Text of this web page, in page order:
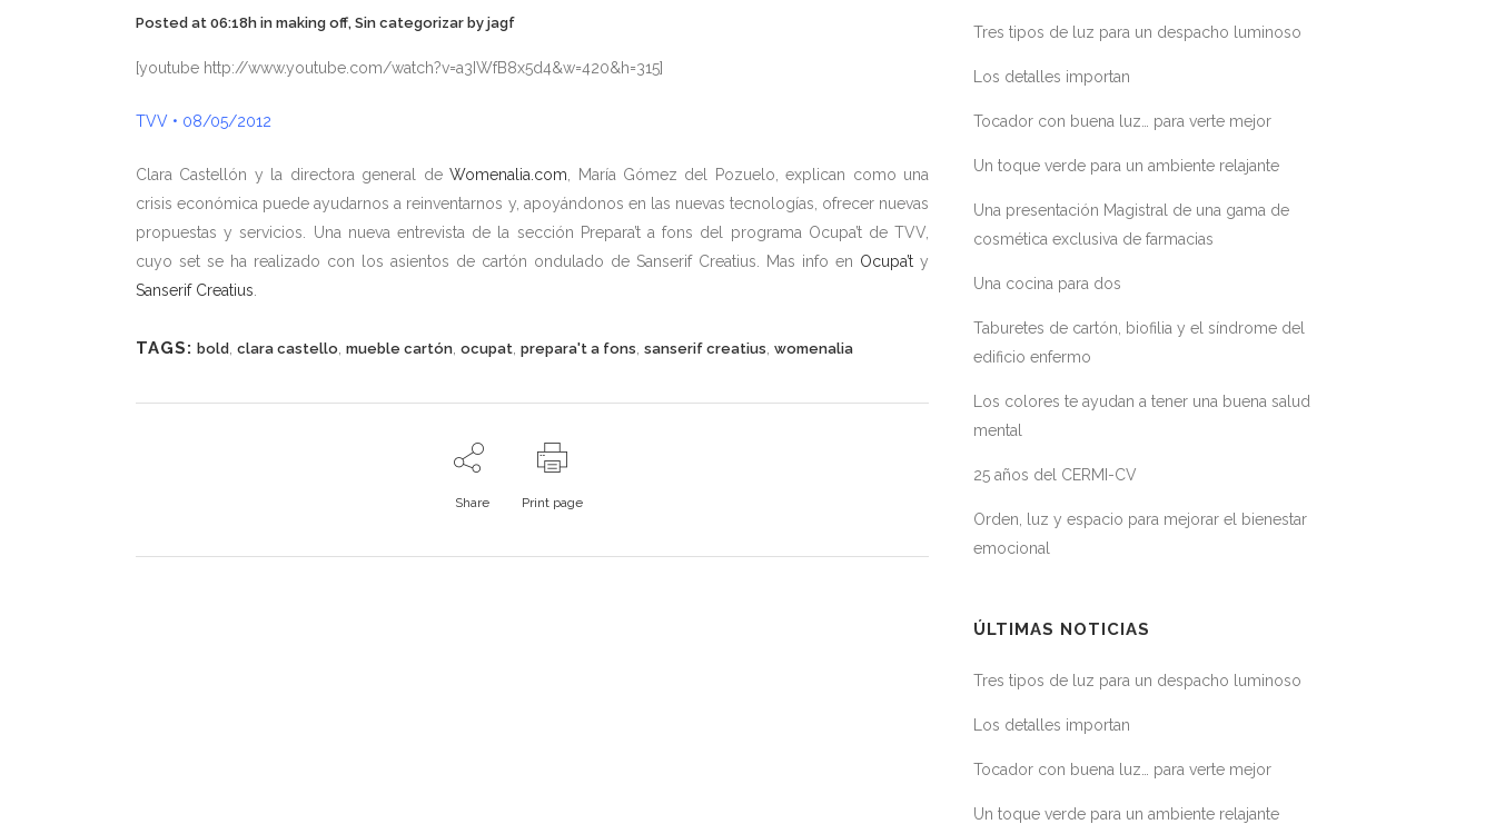
Posted at 06:18h in making off, Sin categorizar by jagf
[youtube http://www.youtube.com/watch?v=a3IWfB8x5d4&w=420&h=315]
TVV • 08/05/2012
Clara Castellón y la directora general deWomenalia.com , María Gómez del Pozuelo, explican como una
crisis económica puede ayudarnos a reinventarnos y, apoyándonos en las nuevas tecnologías, ofrecer nuevas
propuestas y servicios. Una nueva entrevista de la sección Prepara’t a fons del programa Ocupa’t de TVV,
cuyo set se ha realizado con los asientos de cartón ondulado de Sanserif Creatius. Mas info en Ocupa’t y
Sanserif Creatius
TAGS: bold clara castello mueble cartón ocupat prepara't a fons sanserif creatius womenalia
Share Print page
Tres tipos de luz para un despacho luminoso
Los detalles importan
Tocador con buena luz… para verte mejor
Un toque verde para un ambiente relajante
Una presentación Magistral de una gama de
cosmética exclusiva de farmacias
Una cocina para dos
Taburetes de cartón, biofilia y el síndrome del
edificio enfermo
Los colores te ayudan a tener una buena salud
mental
25 años del CERMI-CV
Orden, luz y espacio para mejorar el bienestar
emocional
ÚLTIMAS NOTICIAS
Tres tipos de luz para un despacho luminoso
Los detalles importan
Tocador con buena luz… para verte mejor
Un toque verde para un ambiente relajante